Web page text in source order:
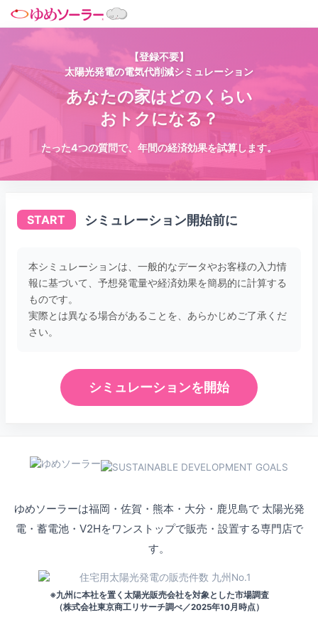
【登録不要】
太陽光発電の電気代削減シミュレーション
あなたの家はどのくらい
おトクになる？
たった4つの質問で、年間の経済効果を試算します。
START シミュレーション開始前に
本シミュレーションは、一般的なデータやお客様の入力情
報に基づいて、予想発電量や経済効果を簡易的に計算する
ものです。
実際とは異なる場合があることを、あらかじめご了承くだ
さい。
シミュレーションを開始
ゆめソーラーは福岡・佐賀・熊本・大分・鹿児島で太陽光発
電・蓄電池・V2Hをワンストップで販売・設置する専門店で
す。
※九州に本社を置く太陽光販売会社を対象とした市場調査
（株式会社東京商工リサーチ調べ／2025年10月時点）